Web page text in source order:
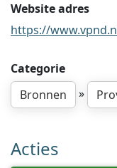
Website adres
https://
Categorie
Bronnen
»
Acties